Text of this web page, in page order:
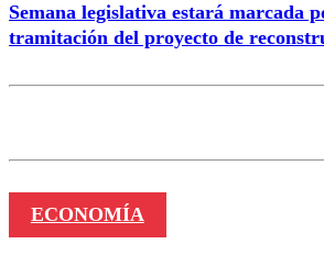
Semana legislativa estará marcada
tramitación del proyecto de
ECONOMÍA